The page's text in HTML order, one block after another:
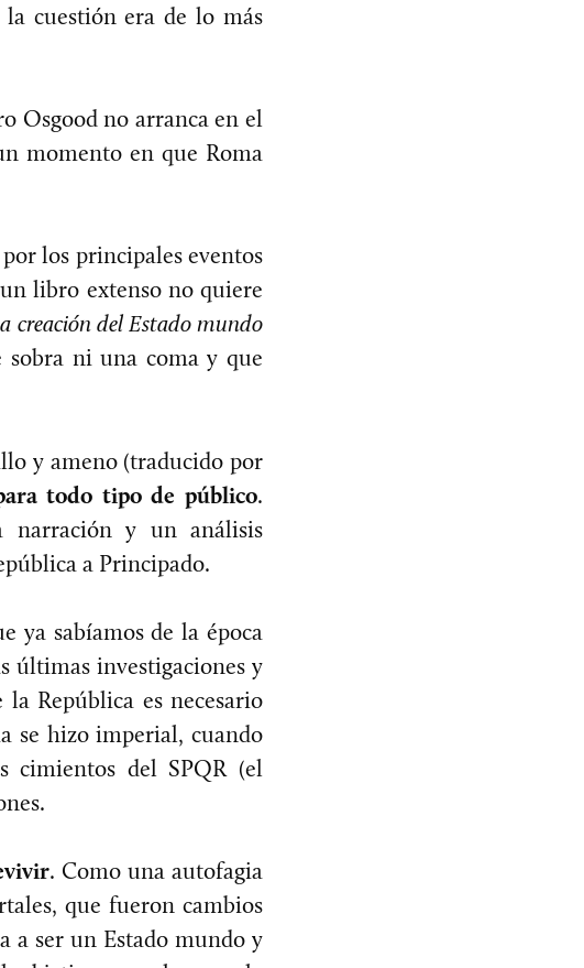
cuestión era de lo más
Osgood no arranca en el
momento en que Roma
los principales eventos
libro extenso no quiere
creación del Estado mundo
ni una coma y que
y ameno (traducido por
todo tipo de público.
narración y un análisis
a Principado.
ya sabíamos de la época
últimas investigaciones y
República es necesario
se hizo imperial, cuando
cimientos del SPQR (el
. Como una autofagia
que fueron cambios
a ser un Estado mundo y